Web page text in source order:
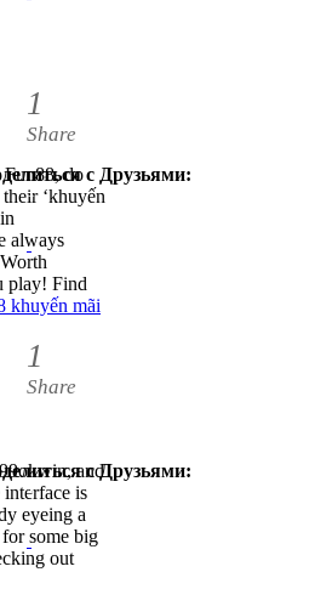
1
Share
с Друзьями:
1
1
Share
Fun88, do
‘khuyến
always
play! Find
khuyến mãi
с Друзьями:
1
and
is
eyeing a
some big
out